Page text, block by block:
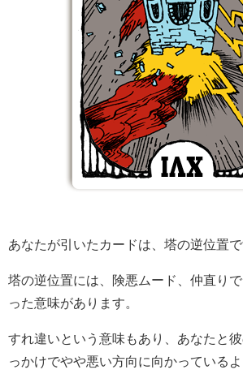
あなたが引いたカードは、塔の逆位置で
塔の逆位置には、険悪ムード、仲直り
った意味があります。
すれ違いという意味もあり、あなたと
っかけでやや悪い方向に向かっているよ